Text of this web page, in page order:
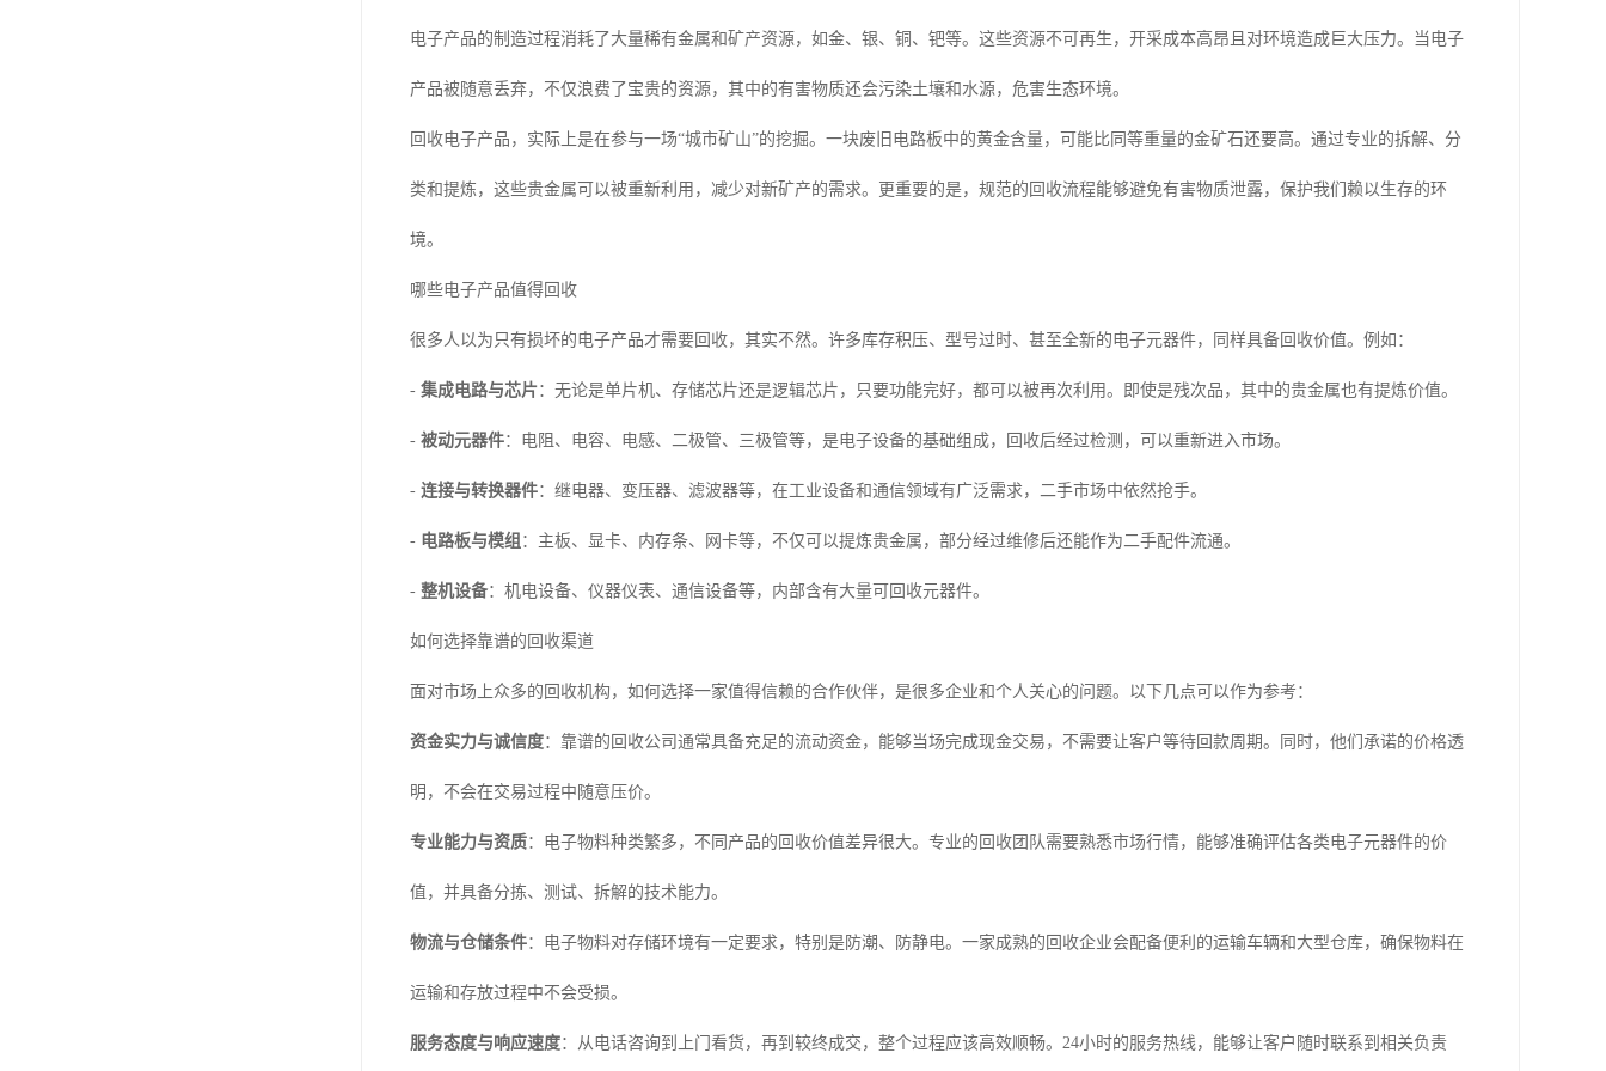
电子产品的制造过程消耗了大量稀有金属和矿产资源，如金、银、铜、钯等。这些资源不可再生，开采成本高昂且对环境造成巨大压力。当电子
产品被随意丢弃，不仅浪费了宝贵的资源，其中的有害物质还会污染土壤和水源，危害生态环境。
回收电子产品，实际上是在参与一场“城市矿山”的挖掘。一块废旧电路板中的黄金含量，可能比同等重量的金矿石还要高。通过专业的拆解、分
类和提炼，这些贵金属可以被重新利用，减少对新矿产的需求。更重要的是，规范的回收流程能够避免有害物质泄露，保护我们赖以生存的环
境。
哪些电子产品值得回收
很多人以为只有损坏的电子产品才需要回收，其实不然。许多库存积压、型号过时、甚至全新的电子元器件，同样具备回收价值。例如：
- 集成电路与芯片：无论是单片机、存储芯片还是逻辑芯片，只要功能完好，都可以被再次利用。即使是残次品，其中的贵金属也有提炼价值。
- 被动元器件：电阻、电容、电感、二极管、三极管等，是电子设备的基础组成，回收后经过检测，可以重新进入市场。
- 连接与转换器件：继电器、变压器、滤波器等，在工业设备和通信领域有广泛需求，二手市场中依然抢手。
- 电路板与模组 ：主板、显卡、内存条、网卡等，不仅可以提炼贵金属，部分经过维修后还能作为二手配件流通。
- 整机设备：机电设备、仪器仪表、通信设备等，内部含有大量可回收元器件。
如何选择靠谱的回收渠道
面对市场上众多的回收机构，如何选择一家值得信赖的合作伙伴，是很多企业和个人关心的问题。以下几点可以作为参考：
资金实力与诚信度：靠谱的回收公司通常具备充足的流动资金，能够当场完成现金交易，不需要让客户等待回款周期。同时，他们承诺的价格透
明，不会在交易过程中随意压价。
专业能力与资质：电子物料种类繁多，不同产品的回收价值差异很大。专业的回收团队需要熟悉市场行情，能够准确评估各类电子元器件的价
值，并具备分拣、测试、拆解的技术能力。
物流与仓储条件：电子物料对存储环境有一定要求，特别是防潮、防静电。一家成熟的回收企业会配备便利的运输车辆和大型仓库，确保物料在
运输和存放过程中不会受损。
服务态度与响应速度：从电话咨询到上门看货，再到较终成交，整个过程应该高效顺畅。24小时的服务热线，能够让客户随时联系到相关负责